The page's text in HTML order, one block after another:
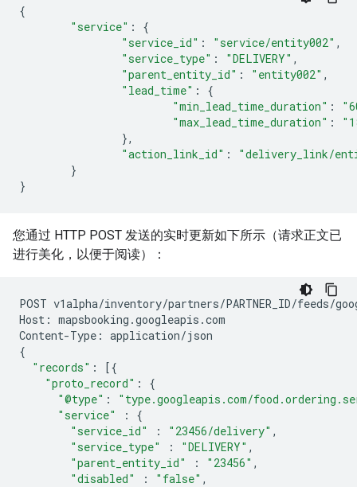
{
"service" :
{
"service_id" : "service/entity002" ,
"service_type" : "DELIVERY" ,
"parent_entity_id" : "entity002" ,
"lead_time" :
{
"min_lead_time_duration" :
"max_lead_time_duration" :
},
"action_link_id" :
"delivery_link/
}
}
您通过 HTTP POST 发送的实时更新如下所示（请求正文已
进行美化，以便于阅读）：
POST v1alpha/inventory/partners/PARTNER_ID/feeds/
Host : mapsbooking .googleapis .com
Content-Type : application/json
{
"records" :
[{
"proto_record" :
{
"@type" :
"type.googleapis.com/
"service"
:
{
"service_id"
: "23456/delivery" ,
"service_type"
: "DELIVERY" ,
"parent_entity_id"
: "23456" ,
"disabled"
: "false" ,